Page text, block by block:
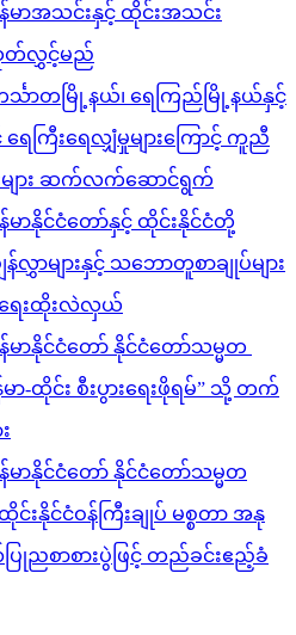
မာအသင်းနှင့် ထိုင်းအသင်း
တ်လွှင့်မည်
င်္သာတမြို့နယ်၊ ရေကြည်မြို့နယ်နှင့်
ကြီးရေလျှံမှုများကြောင့် ကူညီ
ျား ဆက်လက်ဆောင်ရွက်
မာနိုင်ငံတော်နှင့် ထိုင်းနိုင်ငံတို့
လွှာများနှင့် သဘောတူစာချုပ်များ
ေးထိုးလဲလှယ်
မာနိုင်ငံတော် နိုင်ငံတော်သမ္မတ
မာ-ထိုင်း စီးပွားရေးဖိုရမ်” သို့ တက်
မာနိုင်ငံတော် နိုင်ငံတော်သမ္မတ
င်းနိုင်ငံဝန်ကြီးချုပ် မစ္စတာ အနု
ညစာစားပွဲဖြင့် တည်ခင်းဧည့်ခံ